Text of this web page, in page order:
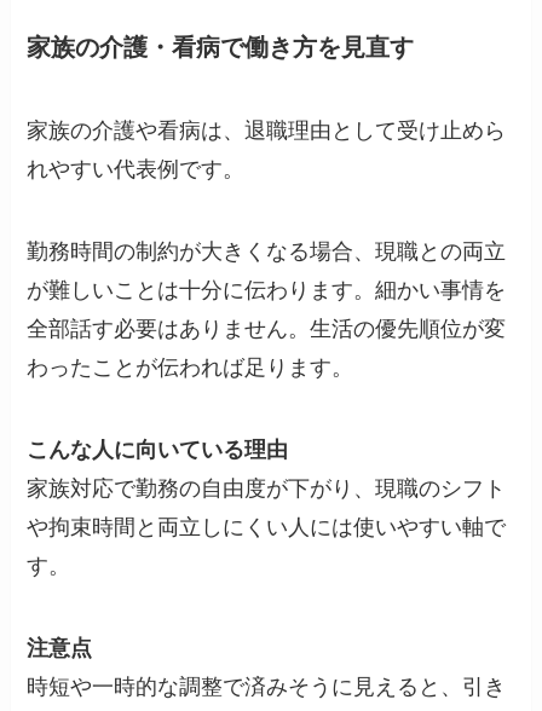
家族の介護・看病で働き方を見直す
家族の介護や看病は、退職理由として受け止めら
れやすい代表例です。
勤務時間の制約が大きくなる場合、現職との両立
が難しいことは十分に伝わります。細かい事情を
全部話す必要はありません。生活の優先順位が変
わったことが伝われば足ります。
こんな人に向いている理由
家族対応で勤務の自由度が下がり、現職のシフト
や拘束時間と両立しにくい人には使いやすい軸で
す。
注意点
時短や一時的な調整で済みそうに見えると、引き